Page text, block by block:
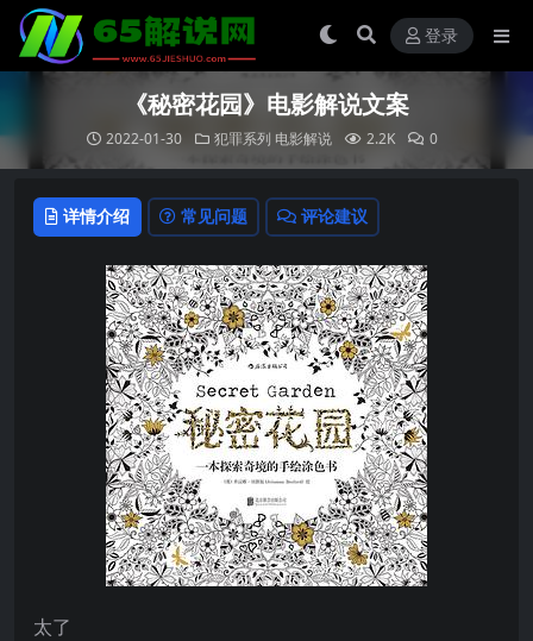
登录
《秘密花园》电影解说文案
2022-01-30 犯罪系列 电影解说 2.2K 0
详情介绍 常见问题 评论建议
太了